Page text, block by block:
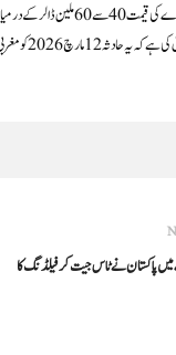
روپے میں تقریباً 11 سے 17 ارب بنتی ہے۔
اور حادثے کی وجوہات معلوم کرنے کے لیے تحقیقات جاری ہیں۔